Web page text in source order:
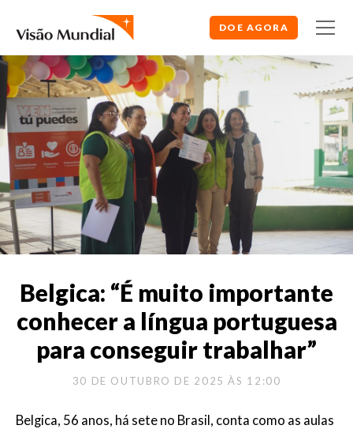
DOE AGORA
Belgica: “É muito importante
conhecer a língua portuguesa
para conseguir trabalhar”
30 DE OUTUBRO DE 2025 ÀS 12:00
Belgica, 56 anos, há sete no Brasil, conta como as aulas